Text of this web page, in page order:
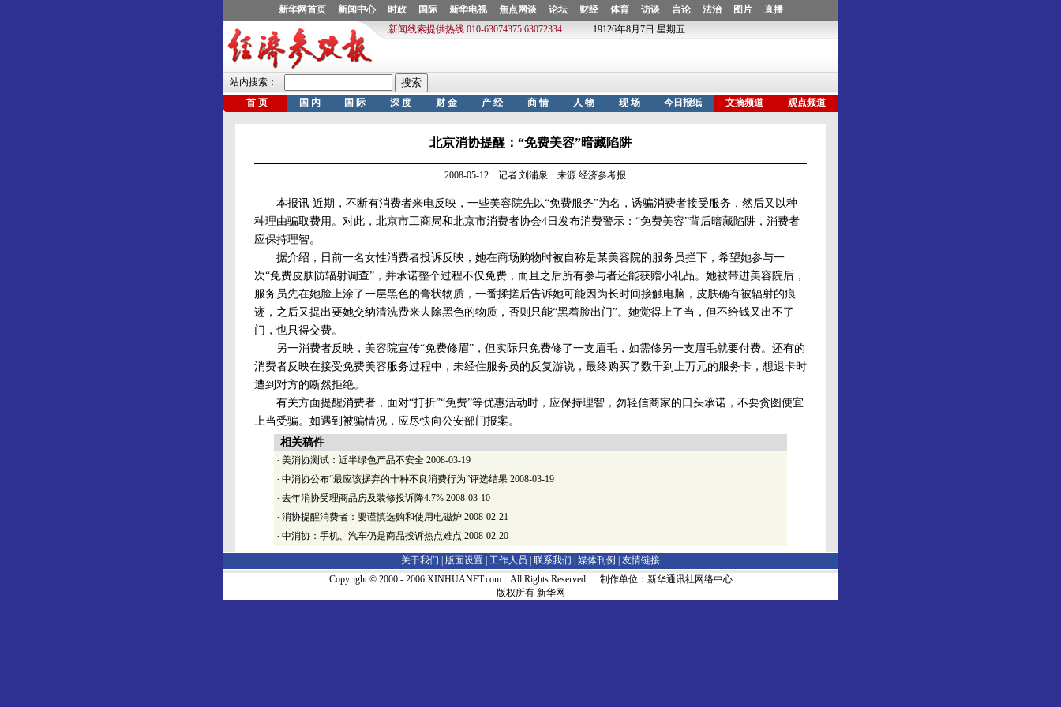
北京消协提醒：“免费美容”暗藏陷阱
2008-05-12 记者:刘浦泉 来源:经济参考报
本报讯 近期，不断有消费者来电反映，一些美容院先以“免费服务”为名，诱骗消费者接受服务，然后又以种
种理由骗取费用。对此，北京市工商局和北京市消费者协会4日发布消费警示：“免费美容”背后暗藏陷阱，消费者
应保持理智。
据介绍，日前一名女性消费者投诉反映，她在商场购物时被自称是某美容院的服务员拦下，希望她参与一
次“免费皮肤防辐射调查”，并承诺整个过程不仅免费，而且之后所有参与者还能获赠小礼品。她被带进美容院后，
服务员先在她脸上涂了一层黑色的膏状物质，一番揉搓后告诉她可能因为长时间接触电脑，皮肤确有被辐射的痕
迹，之后又提出要她交纳清洗费来去除黑色的物质，否则只能“黑着脸出门”。她觉得上了当，但不给钱又出不了
门，也只得交费。
另一消费者反映，美容院宣传“免费修眉”，但实际只免费修了一支眉毛，如需修另一支眉毛就要付费。还有的
消费者反映在接受免费美容服务过程中，未经住服务员的反复游说，最终购买了数千到上万元的服务卡，想退卡时
遭到对方的断然拒绝。
有关方面提醒消费者，面对“打折”“免费”等优惠活动时，应保持理智，勿轻信商家的口头承诺，不要贪图便宜
上当受骗。如遇到被骗情况，应尽快向公安部门报案。
相关稿件
· 美消协测试：近半绿色产品不安全 2008-03-19
· 中消协公布“最应该摒弃的十种不良消费行为”评选结果 2008-03-19
· 去年消协受理商品房及装修投诉降4.7% 2008-03-10
· 消协提醒消费者：要谨慎选购和使用电磁炉 2008-02-21
· 中消协：手机、汽车仍是商品投诉热点难点 2008-02-20
关于我们 | 版面设置 工作人员 联系我们 媒体刊例
友情链接
Copyright © 2000 - 2006 XINHUANET.com All Rights Reserved. 制作单位：新华通讯社网络中心
版权所有 新华网